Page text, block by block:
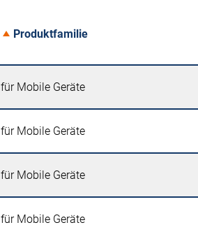
Produktfamilie
für Mobile Geräte
für Mobile Geräte
für Mobile Geräte
für Mobile Geräte